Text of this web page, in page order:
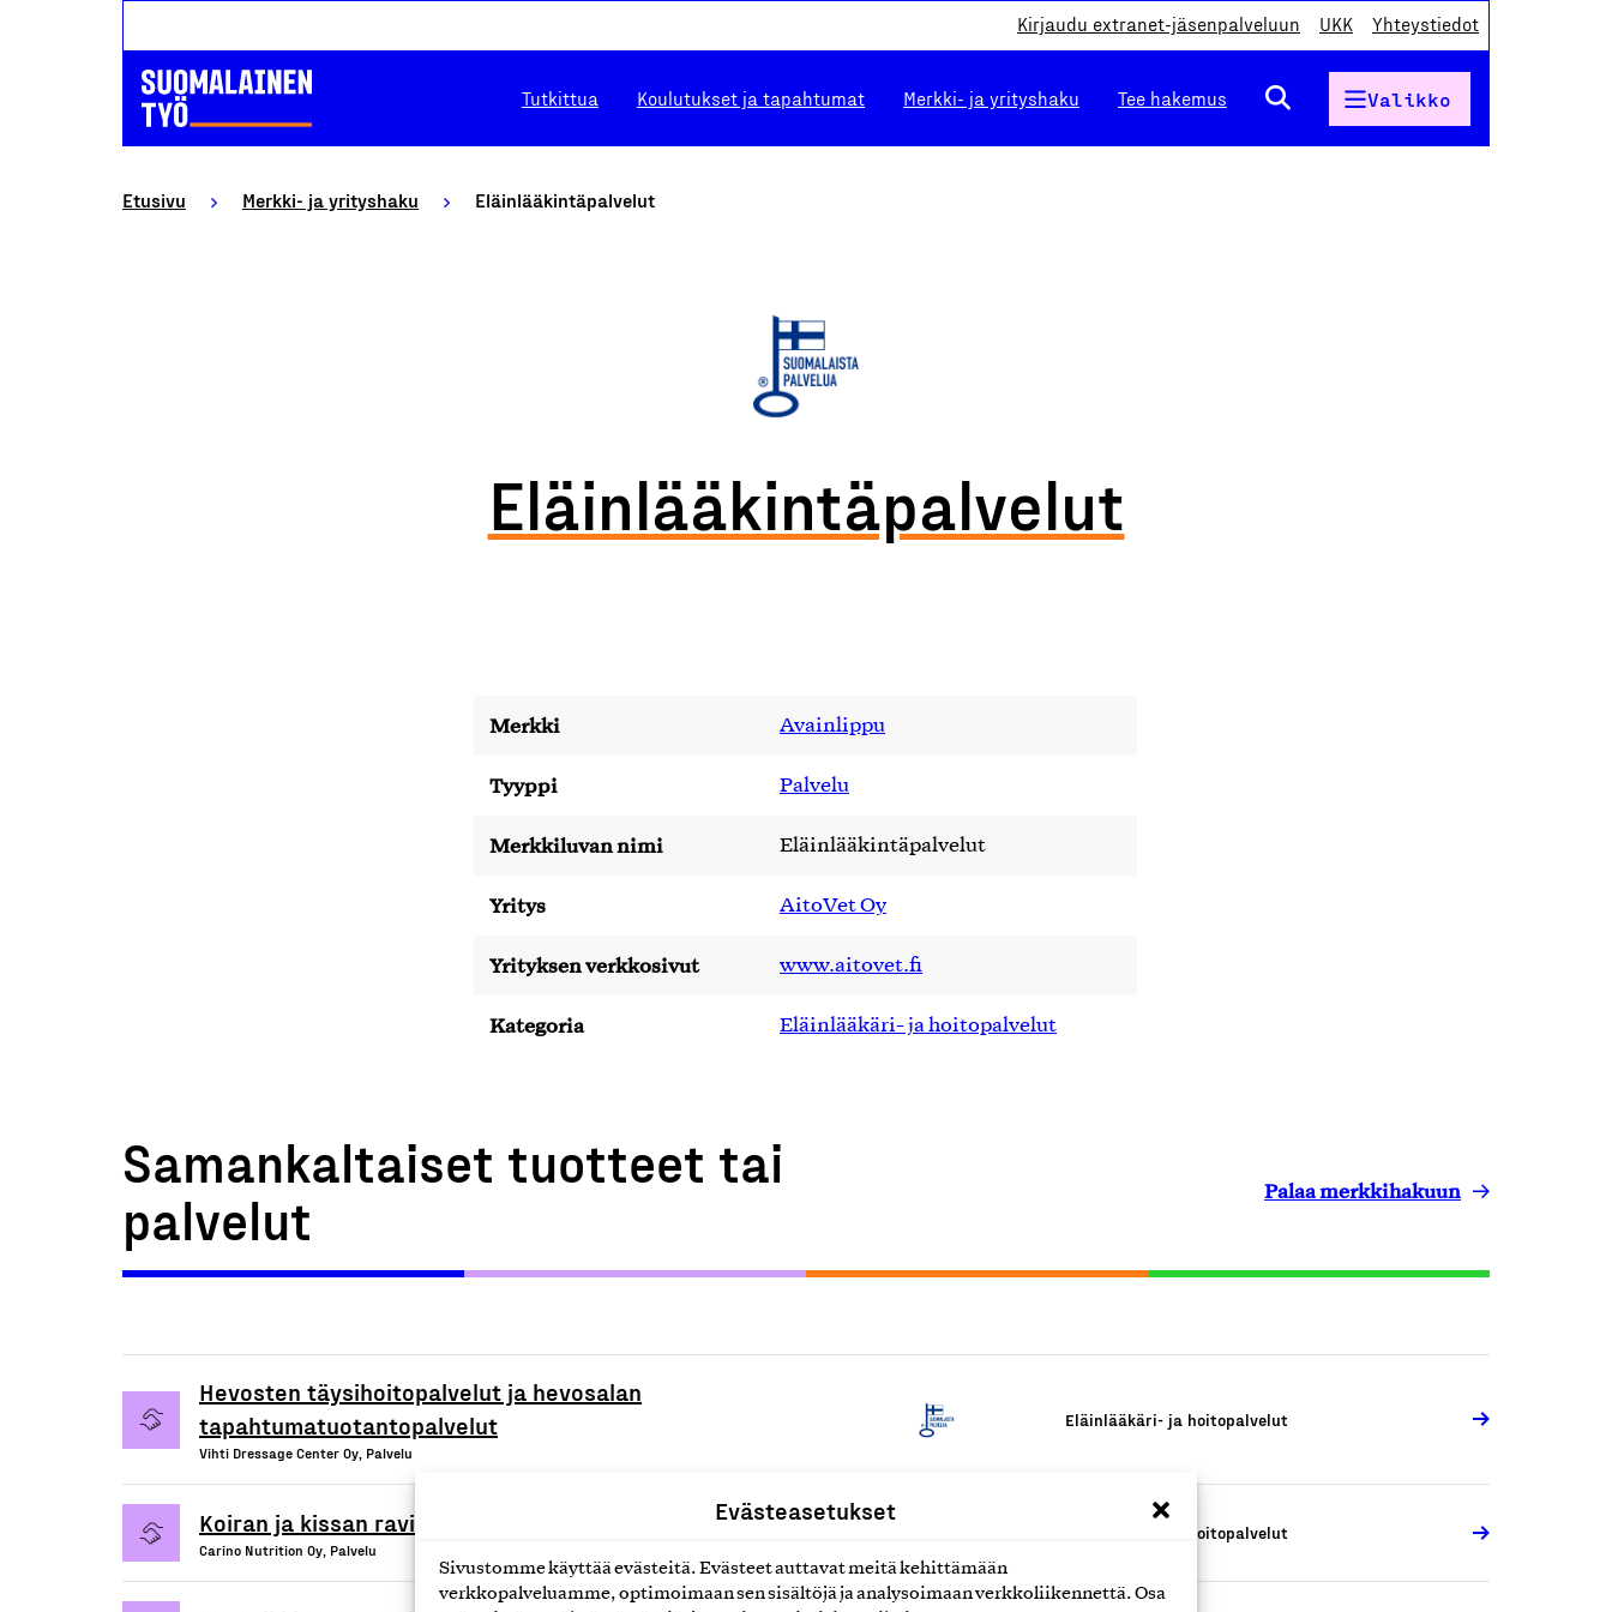
Evästeasetukset
Sivustomme käyttää evästeitä. Evästeet auttavat meitä kehittämään
verkkopalveluamme, optimoimaan sen sisältöjä ja analysoimaan verkkoliikennettä. Osa
Kirjaudu extranet-jäsenpalveluun UKK Yhteystiedot
Tutkittua Koulutukset ja tapahtumat Merkki- ja yrityshaku Tee hakemus Valikko
Etusivu Merkki- ja yrityshaku Eläinlääkintäpalvelut
Eläinlääkintäpalvelut
Merkki Avainlippu
Tyyppi Palvelu
Merkkiluvan nimi Eläinlääkintäpalvelut
Yritys AitoVet Oy
Yrityksen verkkosivut www.aitovet.fi
Kategoria Eläinlääkäri- ja hoitopalvelut
Samankaltaiset tuotteet tai
palvelut
Palaa merkkihakuun
Hevosten täysihoitopalvelut ja hevosalan
tapahtumatuotantopalvelut
Vihti Dressage Center Oy, Palvelu
Eläinlääkäri- ja hoitopalvelut
Koiran ja kissan ravitsemusneuvontapalvelut
Carino Nutrition Oy, Palvelu
Eläinlääkäri- ja hoitopalvelut